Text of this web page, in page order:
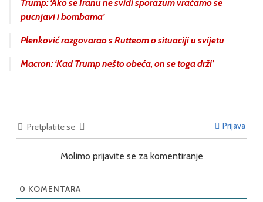
Trump: ‘Ako se Iranu ne svidi sporazum vraćamo se
pucnjavi i bombama’
Plenković razgovarao s Rutteom o situaciji u svijetu
Macron: ‘Kad Trump nešto obeća, on se toga drži’
Pretplatite se Prijava
Molimo prijavite se za komentiranje
0 KOMENTARA